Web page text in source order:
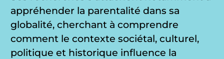
appréhender la parentalité dans sa
globalité, cherchant à comprendre
comment le contexte sociétal, culturel,
politique et historique influence la